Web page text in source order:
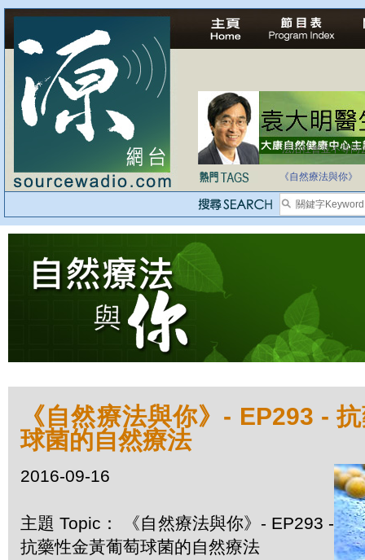
法治社會並不等同
《自然療法與你》
《自然療法與你》- EP293 -
球菌的自然療法
2016-09-16
主題 Topic： 《自然療法與你》- EP293 -
抗藥性金黃葡萄球菌的自然療法